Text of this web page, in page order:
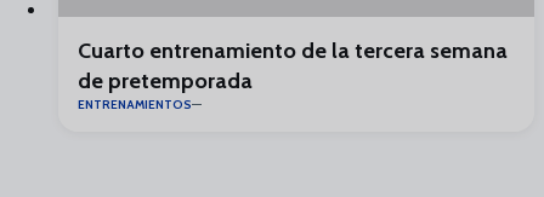
Cuarto entrenamiento de la tercera semana
de pretemporada
ENTRENAMIENTOS